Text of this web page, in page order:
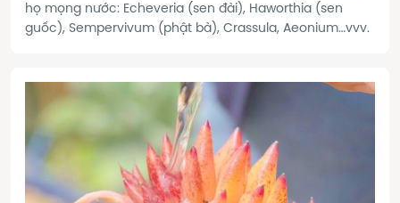
họ mọng nước: Echeveria (sen đài), Haworthia (sen
guốc), Sempervivum (phật bà), Crassula, Aeonium…vvv.